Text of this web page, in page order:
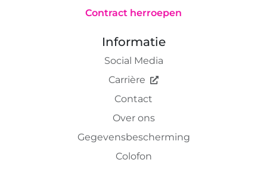
Contract herroepen
Informatie
Social Media
Carrière
Contact
Over ons
Gegevensbescherming
Colofon